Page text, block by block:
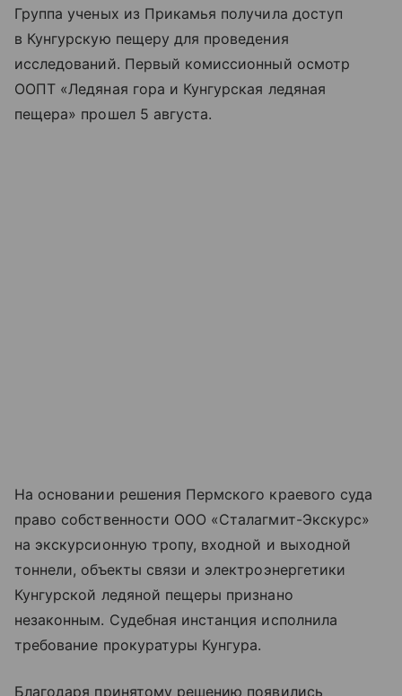
Группа ученых из Прикамья получила доступ
в Кунгурскую пещеру для проведения
исследований. Первый комиссионный осмотр
ООПТ «Ледяная гора и Кунгурская ледяная
пещера» прошел 5 августа.
На основании решения Пермского краевого суда
право собственности ООО «Сталагмит-Экскурс»
на экскурсионную тропу, входной и выходной
тоннели, объекты связи и электроэнергетики
Кунгурской ледяной пещеры признано
незаконным. Судебная инстанция исполнила
требование прокуратуры Кунгура.
Благодаря принятому решению появились